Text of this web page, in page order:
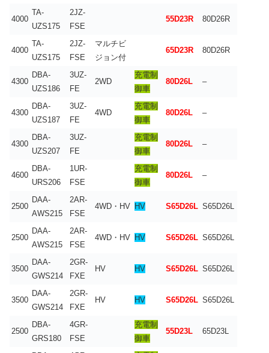
4000
TA-
UZS175
2JZ-
FSE
55D23R 80D26R
4000
TA-
UZS175
2JZ-
FSE
マルチビ
ジョン付
65D23R 80D26R
4300
DBA-
UZS186
3UZ-
FE
2WD
充電制
御車
80D26L –
4300
DBA-
UZS187
3UZ-
FE
4WD
充電制
御車
80D26L –
4300
DBA-
UZS207
3UZ-
FE
充電制
御車
80D26L –
4600
DBA-
URS206
1UR-
FSE
充電制
御車
80D26L –
2500
DAA-
AWS215
2AR-
FSE
4WD・HV HV S65D26L S65D26L
2500
DAA-
AWS215
2AR-
FSE
4WD・HV HV S65D26L S65D26L
3500
DAA-
GWS214
2GR-
FXE
HV HV S65D26L S65D26L
3500
DAA-
GWS214
2GR-
FXE
HV HV S65D26L S65D26L
2500
DBA-
GRS180
4GR-
FSE
充電制
御車
55D23L 65D23L